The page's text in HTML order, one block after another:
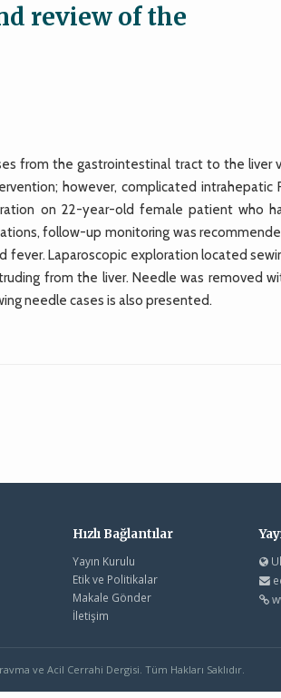
review of the
from the gastrointestinal tract to the liver
however, complicated intrahepatic
on 22-year-old female patient who
follow-up monitoring was
Laparoscopic exploration located
from the liver. Needle was removed
needle cases is also presented.
Hızlı Bağlantılar
Yayın Kurulu
Etik ve Politikalar
Makale Gönder
İletişim
ve Acil Cerrahi Dergisi. Tüm Hakları Saklıdır.